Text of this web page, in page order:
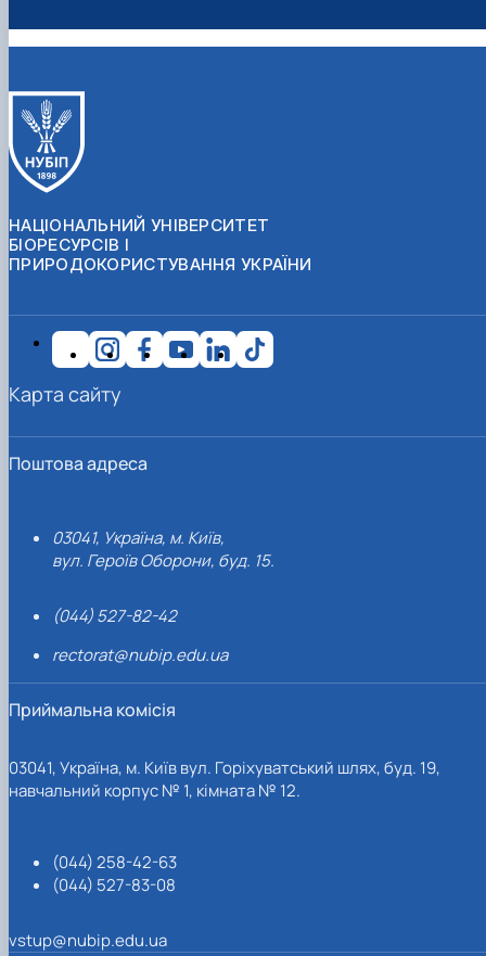
НАЦІОНАЛЬНИЙ УНІВЕРСИТЕТ
БІОРЕСУРСІВ І
ПРИРОДОКОРИСТУВАННЯ УКРАЇНИ
Поштова адреса
03041, Україна, м. Київ,
вул. Героїв Оборони, буд. 15.
(044) 527-82-42
rectorat@nubip.edu.ua
Приймальна комісія
03041, Україна, м. Київ вул. Горіхуватський шлях, буд. 19,
навчальний корпус № 1, кімната № 12.
(044) 258-42-63
(044) 527-83-08
vstup@nubip.edu.ua
Карта сайту